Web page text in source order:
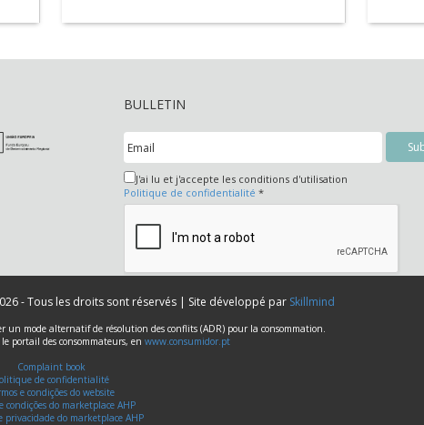
ORGANIZAÇÃO MUNDIAL DO
BULLETIN
J'ai lu et j'accepte les conditions d'utilisation
Politique de confidentialité *
- Tous les droits sont réservés | Site développé par Skillmind
un mode alternatif de résolution des conflits (ADR) pour la consommation.
portail des consommateurs, en www.consumidor.pt
Complaint book
de confidentialité
e condições do website
condições do marketplace AHP
privacidade do marketplace AHP